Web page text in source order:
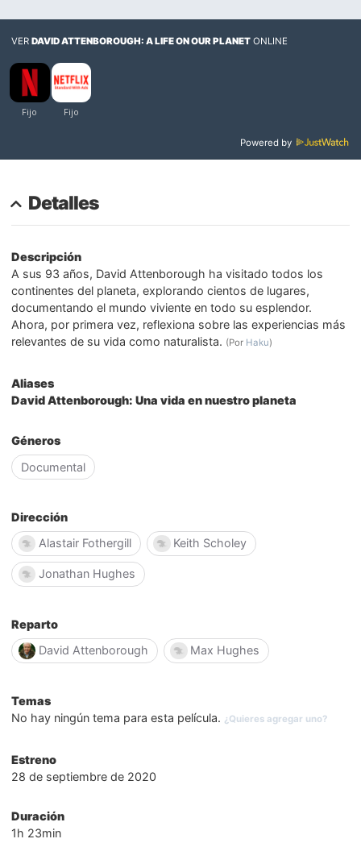
VERDAVID ATTENBOROUGH: A LIFE ON OUR PLANET ONLINE
Powered by
Detalles
Descripción
A sus 93 años, David Attenborough ha visitado todos los
continentes del planeta, explorando cientos de lugares,
documentando el mundo viviente en todo su esplendor.
Ahora, por primera vez, reflexiona sobre las experiencias más
relevantes de su vida como naturalista. (Por Haku)
Aliases
David Attenborough: Una vida en nuestro planeta
Géneros
Documental
Dirección
Alastair Fothergill
Keith Scholey
Jonathan Hughes
Reparto
David Attenborough
Max Hughes
Temas
No hay ningún tema para esta película. ¿Quieres agregar uno?
Estreno
28 de septiembre de 2020
Duración
1h 23min